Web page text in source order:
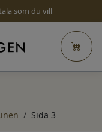
som du vill
/ Sida 3